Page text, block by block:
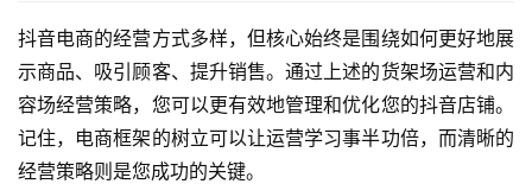
抖音电商的经营方式多样，但核心始终是围绕如何更好地展
示商品、吸引顾客、提升销售。通过上述的货架场运营和内
容场经营策略，您可以更有效地管理和优化您的抖音店铺。
记住，电商框架的树立可以让运营学习事半功倍，而清晰的
经营策略则是您成功的关键。